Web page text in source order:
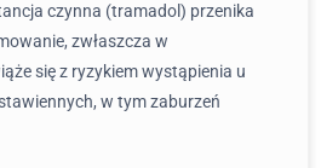
czynna (tramadol) przenika
zwłaszcza w
się z ryzykiem wystąpienia u
w tym zaburzeń